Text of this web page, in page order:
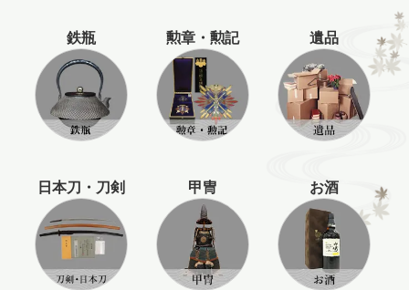
鉄瓶 勲章・勲記 遺品
日本刀・刀剣 甲冑 お酒